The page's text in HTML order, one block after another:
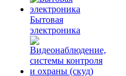
Бытовая
электроника